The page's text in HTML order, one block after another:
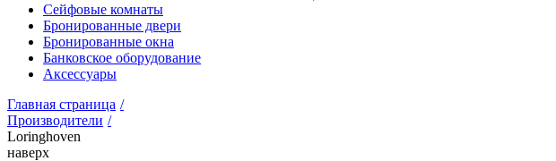
Сейфовые комнаты
Бронированные двери
Бронированные окна
Банковское оборудование
Аксессуары
Главная страница /
Производители /
Loringhoven
наверх